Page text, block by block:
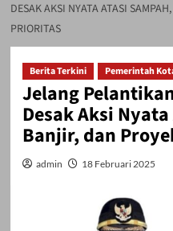
DESAK AKSI NYATA ATASI
PRIORITAS
Berita Terkini Pemerintah
Jelang
Desak Aksi
Banjir, dan
admin 18 Februari 2025